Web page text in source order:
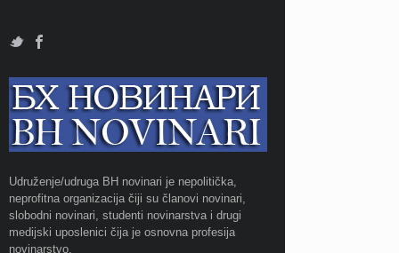
Udruženje/udruga BH novinari je nepolitička,
neprofitna organizacija čiji su članovi novinari,
slobodni novinari, studenti novinarstva i drugi
medijski uposlenici čija je osnovna profesija
novinarstvo.